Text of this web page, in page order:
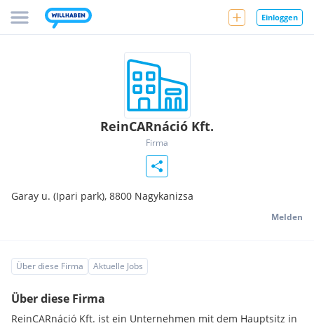
Einloggen
ReinCARnáció Kft.
Firma
Garay u. (Ipari park), 8800 Nagykanizsa
Melden
Über diese Firma Aktuelle Jobs
Über diese Firma
ReinCARnáció Kft. ist ein Unternehmen mit dem Hauptsitz in